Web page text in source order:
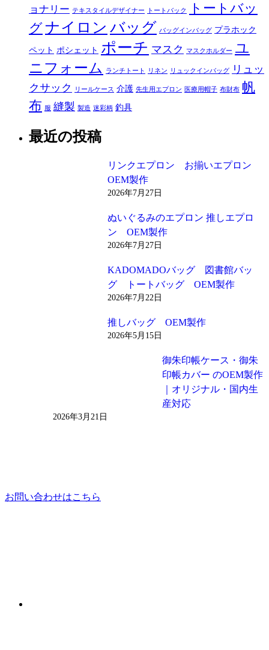
ョナリー テキスタイルデザイナー トートバック
トートバッ
グナイロン バッグ バッグインバッグ プラホック
ペット ポシェット ポーチ マスク マスクホルダー ユ
ニフォーム
ランチトート リネン リュックインバッグ
リュッ
クサック
リールケース 介護 先生用エプロン 医療用帽子 布財布 帆
布 服 縫製 製造 迷彩柄 釣具
最近の投稿
リンクエプロン お揃いエプロン
OEM製作
2026年7月27日
ぬいぐるみのエプロン 推しエプロ
ン OEM製作
2026年7月27日
KADOMADOバッグ 図書館バッ
グ トートバッグ OEM製作
2026年7月22日
推しバッグ OEM製作
2026年5月15日
御朱印帳ケース・御朱
印帳カバー のOEM製作
｜オリジナル・国内生
産対応
2026年3月21日
お問い合わせはこちら